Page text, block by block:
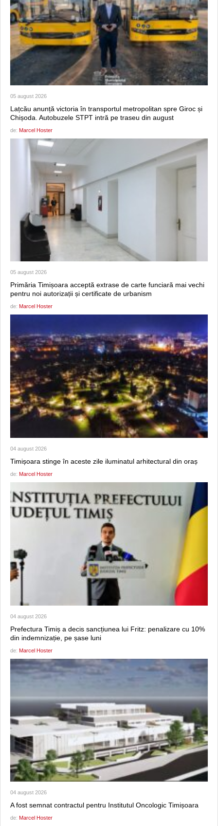
05 august 2026
Lațcău anunță victoria în transportul metropolitan spre Giroc și
Chișoda. Autobuzele STPT intră pe traseu din august
de: Marcel Hoster
05 august 2026
Primăria Timișoara acceptă extrase de carte funciară mai vechi
pentru noi autorizații și certificate de urbanism
de: Marcel Hoster
04 august 2026
Timișoara stinge în aceste zile iluminatul arhitectural din oraș
de: Marcel Hoster
04 august 2026
Prefectura Timiș a decis sancțiunea lui Fritz: penalizare cu 10%
din indemnizație, pe șase luni
de: Marcel Hoster
04 august 2026
A fost semnat contractul pentru Institutul Oncologic Timișoara
de: Marcel Hoster